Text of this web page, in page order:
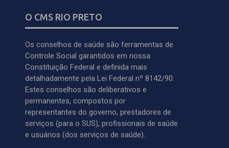
O CMS RIO PRETO
Os conselhos de saúde são ferramentas de
Controle Social garantidos em nossa
Constituição Federal e definida mais
detalhadamente pela Lei Federal nº 8142/90.
Estes conselhos são deliberativos e
permanentes, compostos por
representantes do governo, prestadores de
serviços (para o SUS), profissionais de saúde
e usuários (dos serviços de saúde).